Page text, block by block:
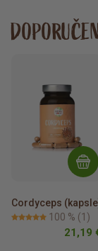
Cordyceps
100 % (1)
21,19